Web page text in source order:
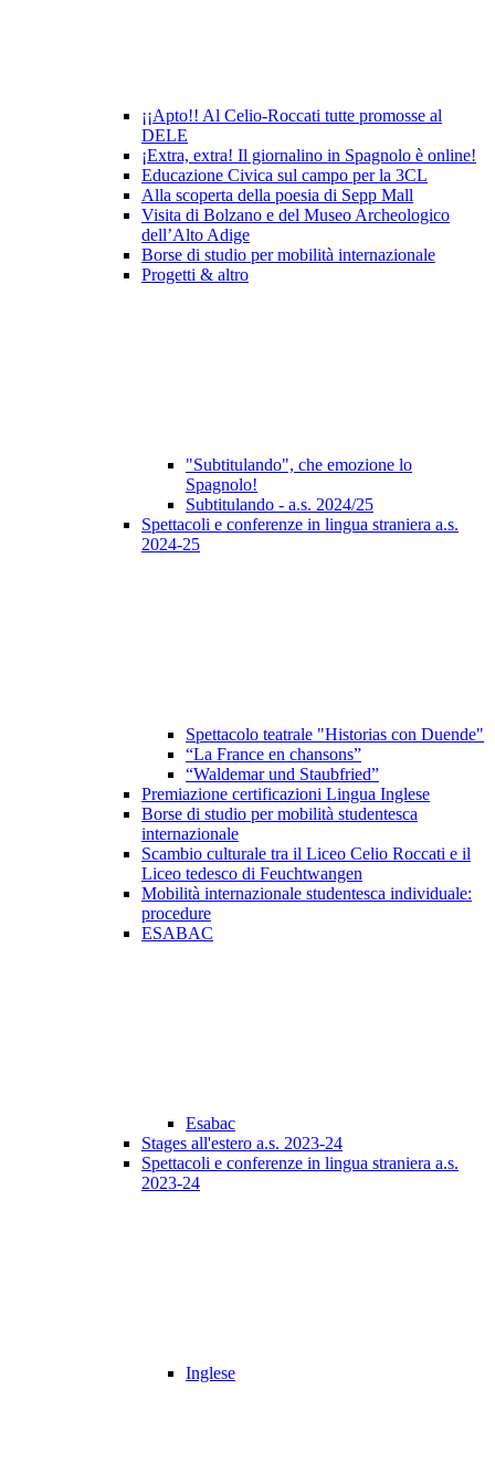
¡¡Apto!! Al Celio-Roccati tutte promosse al
DELE
¡Extra, extra! Il giornalino in Spagnolo è online!
Educazione Civica sul campo per la 3CL
Alla scoperta della poesia di Sepp Mall
Visita di Bolzano e del Museo Archeologico
dell’Alto Adige
Borse di studio per mobilità internazionale
Progetti & altro
"Subtitulando", che emozione lo
Spagnolo!
Subtitulando - a.s. 2024/25
Spettacoli e conferenze in lingua straniera a.s.
2024-25
Spettacolo teatrale "Historias con Duende"
“La France en chansons”
“Waldemar und Staubfried”
Premiazione certificazioni Lingua Inglese
Borse di studio per mobilità studentesca
internazionale
Scambio culturale tra il Liceo Celio Roccati e il
Liceo tedesco di Feuchtwangen
Mobilità internazionale studentesca individuale:
procedure
ESABAC
Esabac
Stages all'estero a.s. 2023-24
Spettacoli e conferenze in lingua straniera a.s.
2023-24
Inglese